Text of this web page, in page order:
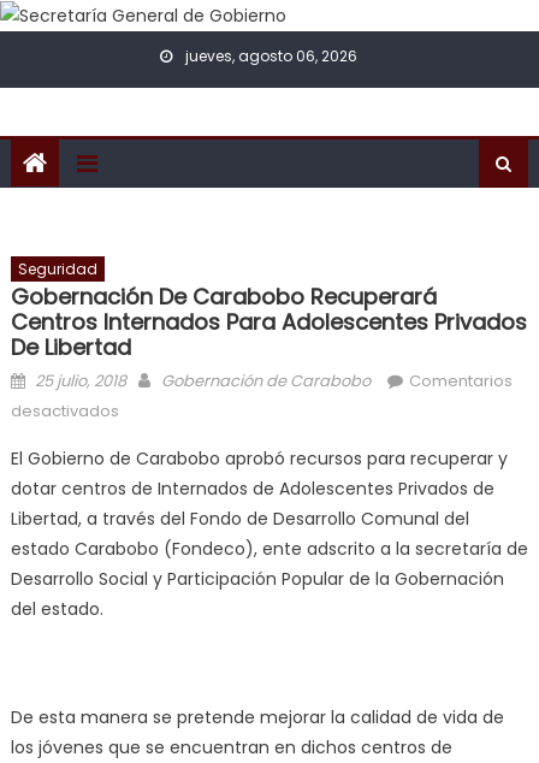
Skip to content
jueves, agosto 06, 2026
Seguridad
Gobernación De Carabobo Recuperará
Centros Internados Para Adolescentes Privados
De Libertad
Posted on
25 julio, 2018 Author
Gobernación de Carabobo
Comentarios
desactivados
El Gobierno de Carabobo aprobó recursos para recuperar y
dotar centros de Internados de Adolescentes Privados de
Libertad, a través del Fondo de Desarrollo Comunal del
estado Carabobo (Fondeco), ente adscrito a la secretaría de
Desarrollo Social y Participación Popular de la Gobernación
del estado.
De esta manera se pretende mejorar la calidad de vida de
los jóvenes que se encuentran en dichos centros de